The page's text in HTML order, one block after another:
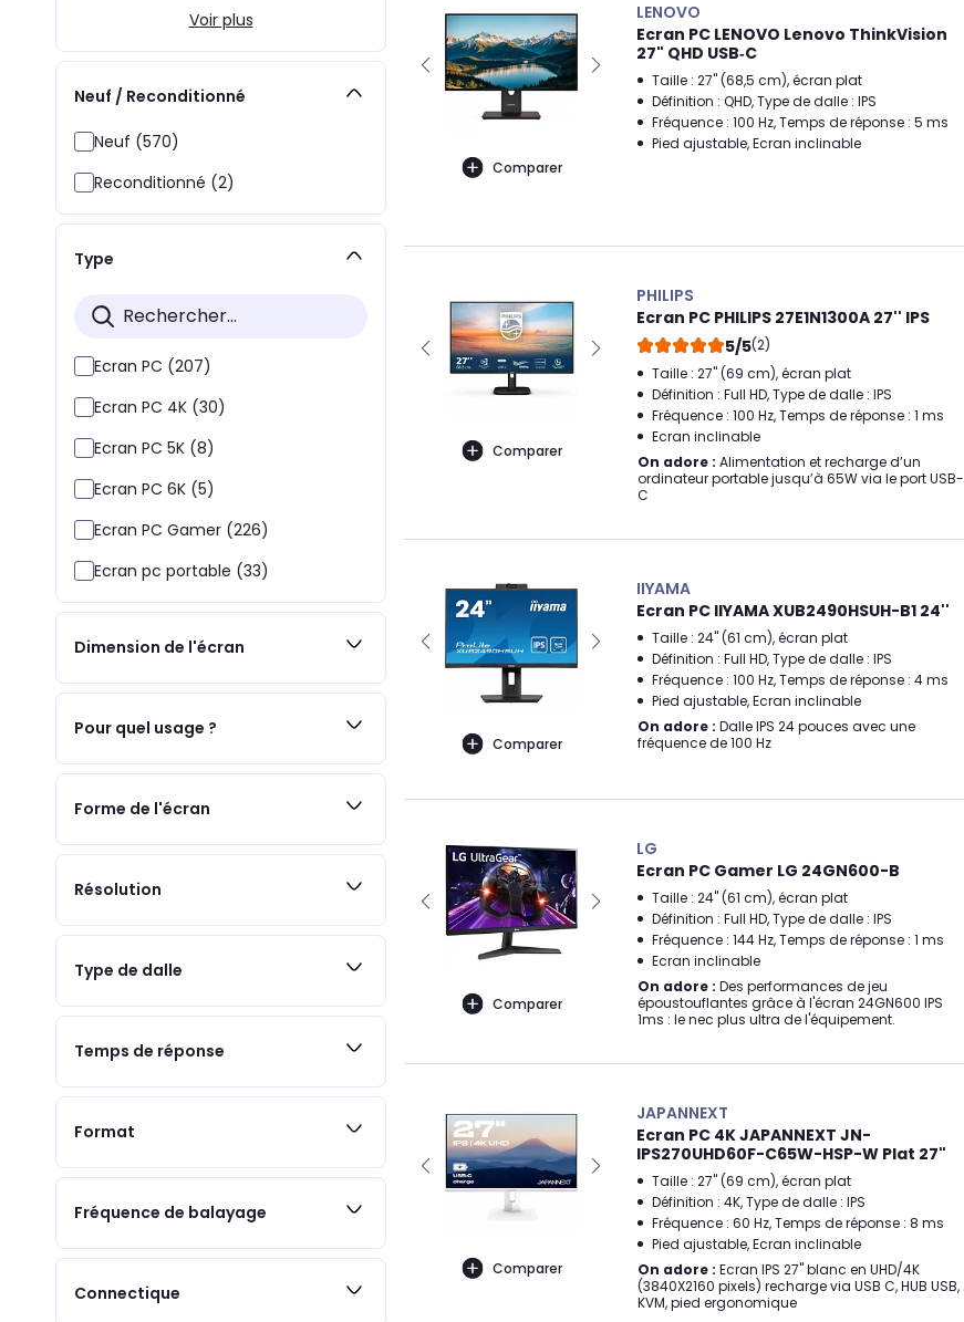
Voir plus
Neuf / Reconditionné
Neuf (570)
Reconditionné (2)
Type
Ecran PC (207)
Ecran PC 4K (30)
Ecran PC 5K (8)
Ecran PC 6K (5)
Ecran PC Gamer (226)
Ecran pc portable (33)
Dimension de l'écran
Pour quel usage ?
Forme de l'écran
Résolution
Type de dalle
Temps de réponse
Format
Fréquence de balayage
Connectique
Comparer
LENOVO
Ecran PC LENOVO Lenovo ThinkVision
27" QHD USB‑C
Taille : 27" (68,5 cm), écran plat
Définition : QHD, Type de dalle : IPS
Fréquence : 100 Hz, Temps de réponse : 5 ms
Pied ajustable, Ecran inclinable
Comparer
PHILIPS
Ecran PC PHILIPS 27E1N1300A 27'' IPS
5/5(2)
Taille : 27" (69 cm), écran plat
Définition : Full HD, Type de dalle : IPS
Fréquence : 100 Hz, Temps de réponse : 1 ms
Ecran inclinable
On adore : Alimentation et recharge d’un
ordinateur portable jusqu’à 65W via le port USB-
C
Comparer
IIYAMA
Ecran PC IIYAMA XUB2490HSUH-B1 24''
Taille : 24" (61 cm), écran plat
Définition : Full HD, Type de dalle : IPS
Fréquence : 100 Hz, Temps de réponse : 4 ms
Pied ajustable, Ecran inclinable
On adore : Dalle IPS 24 pouces avec une
fréquence de 100 Hz
Comparer
LG
Ecran PC Gamer LG 24GN600-B
Taille : 24" (61 cm), écran plat
Définition : Full HD, Type de dalle : IPS
Fréquence : 144 Hz, Temps de réponse : 1 ms
Ecran inclinable
On adore : Des performances de jeu
époustouflantes grâce à l'écran 24GN600 IPS
1ms : le nec plus ultra de l'équipement.
Comparer
JAPANNEXT
Ecran PC 4K JAPANNEXT JN-
IPS270UHD60F-C65W-HSP-W Plat 27"
Taille : 27" (69 cm), écran plat
Définition : 4K, Type de dalle : IPS
Fréquence : 60 Hz, Temps de réponse : 8 ms
Pied ajustable, Ecran inclinable
On adore : Ecran IPS 27" blanc en UHD/4K
(3840X2160 pixels) recharge via USB C, HUB USB,
KVM, pied ergonomique